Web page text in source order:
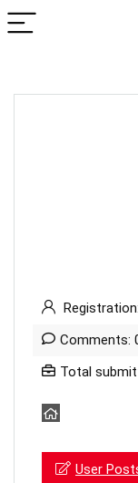
Comments:
Total
User